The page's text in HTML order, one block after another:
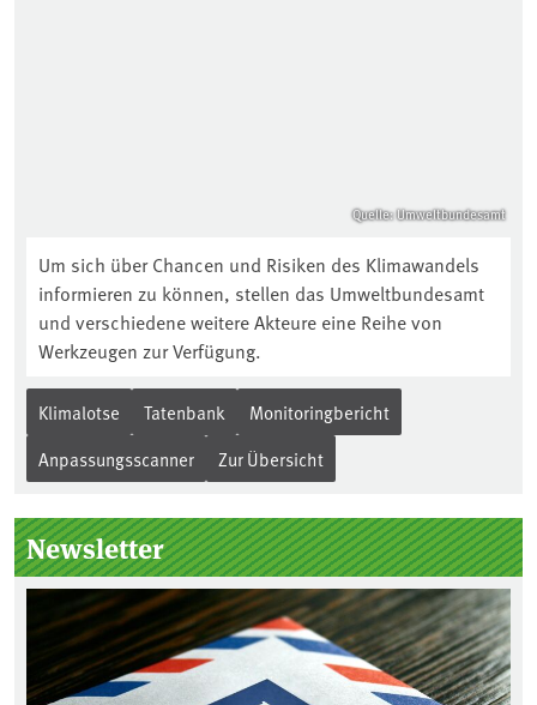
Quelle: Umweltbundesamt
Um sich über Chancen und Risiken des Klimawandels
informieren zu können, stellen das Umweltbundesamt
und verschiedene weitere Akteure eine Reihe von
Werkzeugen zur Verfügung.
Klimalotse Tatenbank
Monitoringbericht
Anpassungsscanner
Zur Übersicht
Newsletter